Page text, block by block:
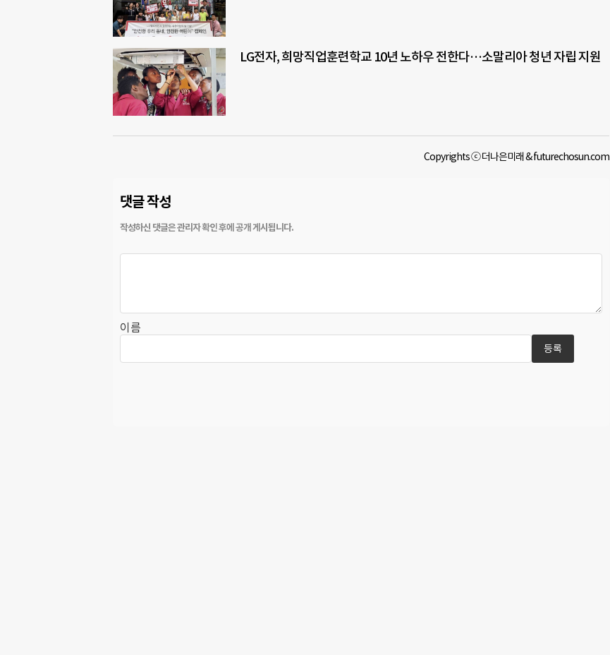
LG전자, 희망직업훈련학교 10년 노하우 전한다…소말리아 청년 자립 지원
Copyrights ⓒ 더나은미래 & futurechosun.com
댓글 작성
이름